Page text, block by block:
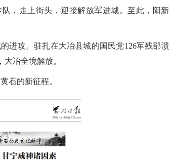
，走上街头，迎接解放军进城。至此，阳
进攻。驻扎在大冶县城的国民党126军残部
冶全境解放。
石的新征程。